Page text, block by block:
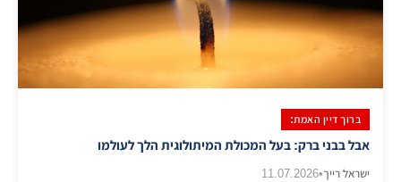
ברוך דיין האמת:
אבל בבני ברק: בעל המכולת המיתולוגית הלך לעולמו
ישראל רייך•
11.07.2026